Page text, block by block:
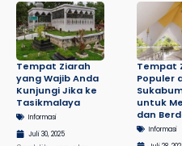
Tempat Ziarah
yang Wajib Anda
Kunjungi Jika ke
Tasikmalaya
Informasi
Juli 30, 2025
Tempat
Populer
untuk
dan
Informasi